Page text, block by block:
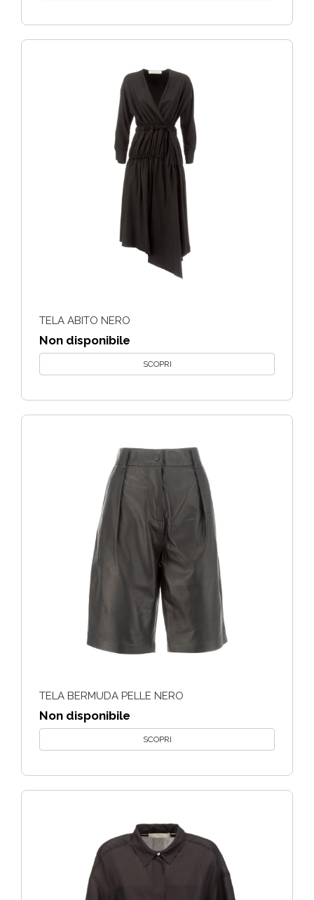
TELA ABITO NERO
Non disponibile
SCOPRI
TELA BERMUDA PELLE NERO
Non disponibile
SCOPRI